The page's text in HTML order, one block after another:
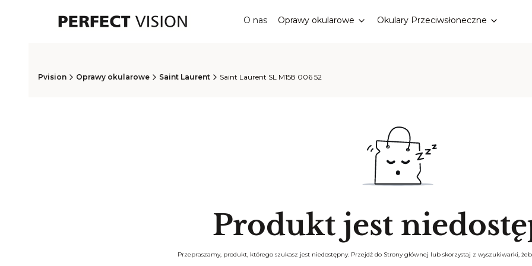
O nas Oprawy okularowe Okulary Przeciwsłoneczne
Pvision Oprawy okularowe Saint Laurent Saint Laurent SL M158 006 52
Produkt jest
Przepraszamy, produkt, którego szukasz jest niedostępny. Przejdź do Strony głównej lub skorzystaj z wyszukiwarki,